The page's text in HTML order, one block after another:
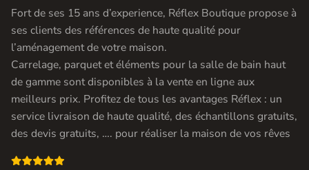
Fort de ses 15 ans d’experience, Réflex Boutique propose à
ses clients des références de haute qualité pour
l’aménagement de votre maison.
Carrelage, parquet et éléments pour la salle de bain haut
de gamme sont disponibles à la vente en ligne aux
meilleurs prix. Profitez de tous les avantages Réflex : un
service livraison de haute qualité, des échantillons gratuits,
des devis gratuits, …. pour réaliser la maison de vos rêves
